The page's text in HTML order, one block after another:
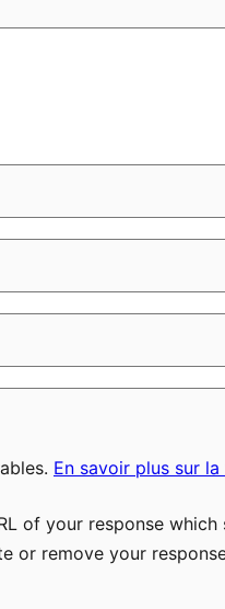
En savoir plus sur
of your response
or remove your